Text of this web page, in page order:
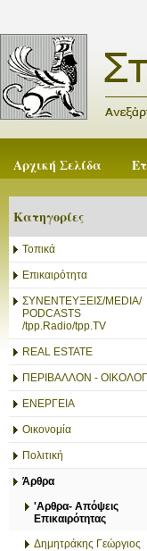
Αρχική Σελίδα
Κατηγορίες
Τοπικά
Επικαιρότητα
ΣΥΝΕΝΤΕΥΞΕΙΣ/MEDIA/
PODCASTS
/tpp.Radio/tpp.TV
REAL ESTATE
ΠΕΡΙΒΑΛΛΟΝ -
ΕΝΕΡΓΕΙΑ
Οικονομία
Πολιτική
Άρθρα
'Αρθρα- Απόψεις
Επικαιρότητας
Δημητράκης Γεώργιος